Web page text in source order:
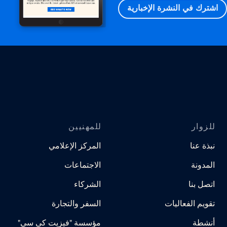
اشترك في النشرة الإخبارية
للزوار
نبذة عنا
المدونة
اتصل بنا
تقويم الفعاليات
أنشطة
للمهنيين
المركز الإعلامي
الاجتماعات
الشركاء
السفر والتجارة
مؤسسة "فيزيت كي سي"